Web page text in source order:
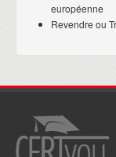
européenne
Revendre ou